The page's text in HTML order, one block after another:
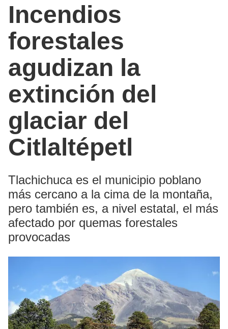
Incendios
forestales
agudizan la
extinción del
glaciar del
Citlaltépetl
Tlachichuca es el municipio poblano
más cercano a la cima de la montaña,
pero también es, a nivel estatal, el más
afectado por quemas forestales
provocadas